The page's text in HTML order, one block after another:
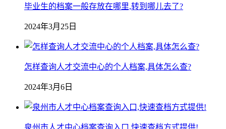
毕业生的档案一般存放在哪里,转到哪儿去了?
2024年3月25日
怎样查询人才交流中心的个人档案,具体怎么查?
2024年3月6日
泉州市人才中心档案查询入口,快速查档方式提供!